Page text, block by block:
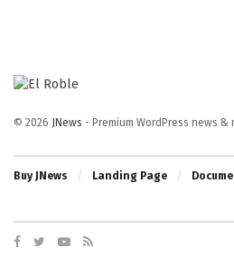
© 2026 JNews - Premium WordPress news
Buy JNews Landing Page